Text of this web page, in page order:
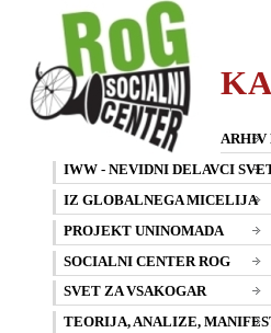
ARHIV
IWW - NEVIDNI DELAVCI
IZ GLOBALNEGA MICELIJA
PROJEKT UNINOMADA
SOCIALNI CENTER ROG
SVET ZA VSAKOGAR
TEORIJA, ANALIZE,